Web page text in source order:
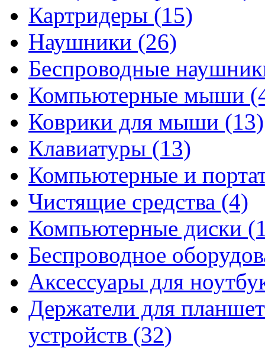
Картридеры (15)
Наушники (26)
Беспроводные
Компьютерные мыши
Коврики для мыши (13)
Клавиатуры (13)
Компьютерные и
Чистящие средства (4)
Компьютерные диски
Беспроводное
Аксессуары для
Держатели для
устройств (32)